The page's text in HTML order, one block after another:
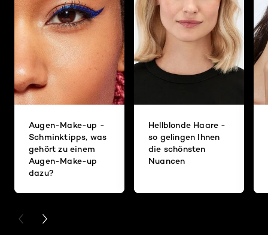
Augen-Make-up -
Schminktipps, was
gehört zu einem
Augen-Make-up
dazu?
Hellblonde Haare -
so gelingen Ihnen
die schönsten
Nuancen
PREVIOUS CARD
NEXT CARD